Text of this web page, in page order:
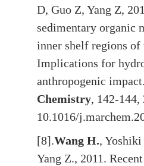
D, Guo Z, Yang Z,
sedimentary organic
inner shelf regions of
Implications for
anthropogenic
Chemistry, 142-144,
10.1016/
[8].Wang H.,
Yang Z., 2011.